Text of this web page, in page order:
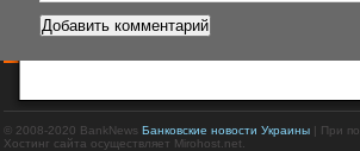
© 2008-2020 BankNews Банковские новости Украины| При
Хостинг сайта осуществляет Mirohost.net.